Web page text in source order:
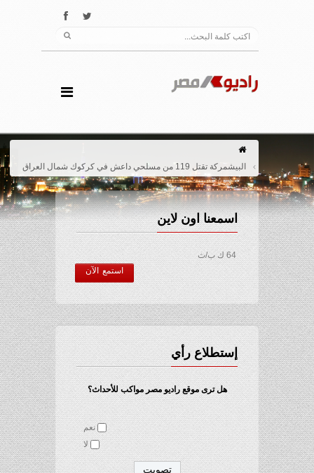
البيشمركة تقتل 119 من مسلحي داعش في كركوك شمال العراق
اسمعنا اون لاين
64 ك ب/ث
استمع الآن
إستطلاع رأي
هل ترى موقع راديو مصر مواكب للأحداث؟
نعم
لا